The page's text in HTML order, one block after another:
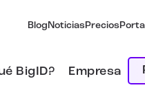
Blog Noticias Precios
BigID? Empresa